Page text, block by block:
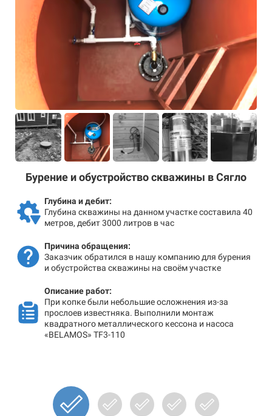
Бурение и обустройство скважины в Сягло
Глубина и дебит:
Глубина скважины на данном участке составила 40
метров, дебит 3000 литров в час
Причина обращения:
Заказчик обратился в нашу компанию для бурения
и обустройства скважины на своём участке
Описание работ:
При копке были небольшие осложнения из-за
прослоев известняка. Выполнили монтаж
квадратного металлического кессона и насоса
«BELAMOS» TF3-110